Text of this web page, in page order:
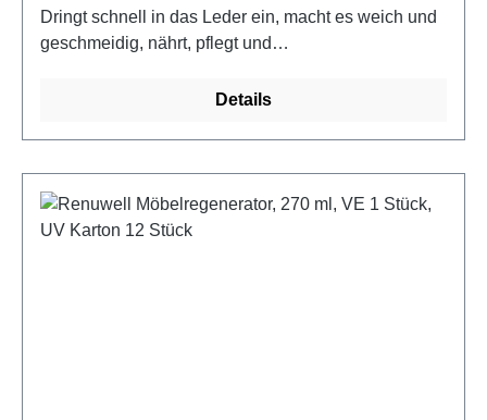
Dringt schnell in das Leder ein, macht es weich und
geschmeidig, nährt, pflegt und
trockene Leder dünn auftragen.Farbe:
Details